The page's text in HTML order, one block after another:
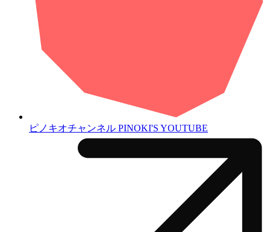
ピノキオチャンネル PINOKI'S YOUTUBE